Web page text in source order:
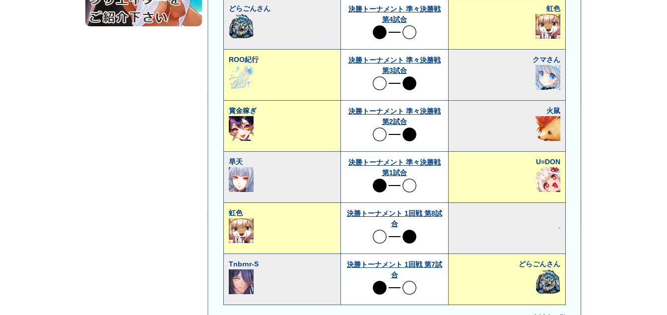
どらごんさん
決勝トーナメント 準々決勝戦
第4試合
虹色
ROO紀行
決勝トーナメント 準々決勝戦
第3試合
クマさん
賞金稼ぎ
決勝トーナメント 準々決勝戦
第2試合
火鼠
旱天
決勝トーナメント 準々決勝戦
第1試合
U=DON
虹色
決勝トーナメント 1回戦 第8試
合
-
Tnbrnr-S
決勝トーナメント 1回戦 第7試
合
どらごんさん